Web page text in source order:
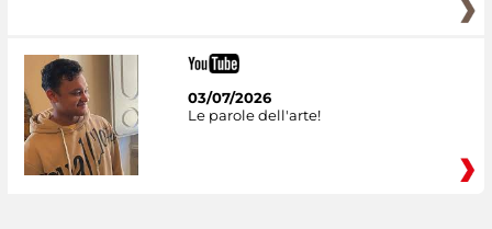
03/07/2026
Le parole dell'arte!